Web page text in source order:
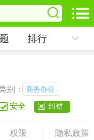
排行
别： 商务办公
安全 纠错
权限 隐私政策